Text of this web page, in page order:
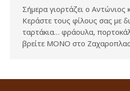
Σήμερα γιορτάζει ο Αντώνιος
Κεράστε τους φίλους σας με
ταρτάκια… φράουλα,
βρείτε ΜΟΝΟ στο